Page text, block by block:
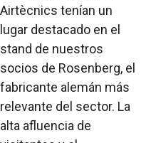
Airtècnics tenían un
lugar destacado en el
stand de nuestros
socios de Rosenberg, el
fabricante alemán más
relevante del sector. La
alta afluencia de